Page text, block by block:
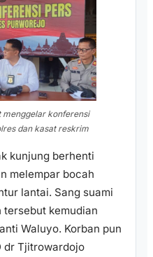
menggelar konferensi
dan kasat reskrim
kunjung berhenti
melempar bocah
lantai. Sang suami
kemudian
Waluyo. Korban pun
dr Tjitrowardojo